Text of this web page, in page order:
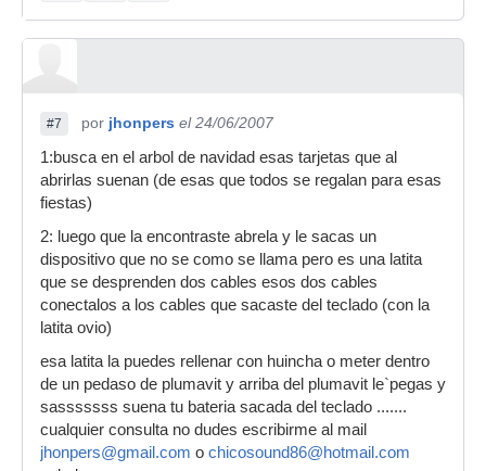
#7 por jhonpers el 24/06/2007
1:busca en el arbol de navidad esas tarjetas que al
abrirlas suenan (de esas que todos se regalan para esas
fiestas)
2: luego que la encontraste abrela y le sacas un
dispositivo que no se como se llama pero es una latita
que se desprenden dos cables esos dos cables
conectalos a los cables que sacaste del teclado (con la
latita ovio)
esa latita la puedes rellenar con huincha o meter dentro
de un pedaso de plumavit y arriba del plumavit le`pegas y
sasssssss suena tu bateria sacada del teclado .......
cualquier consulta no dudes escribirme al mail
jhonpers@gmail.com o chicosound86@hotmail.com